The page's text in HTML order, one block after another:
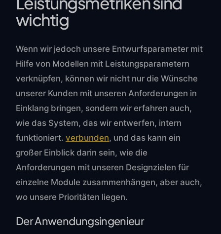
wichtig
Wenn wir jedoch unsere Entwurfsparameter mit
Hilfe von Modellen mit Leistungsparametern
verknüpfen, können wir nicht nur die Wünsche
unserer Kunden mit unseren Anforderungen in
Einklang bringen, sondern wir erfahren auch,
wie das System, das wir entwerfen, intern
funktioniert. verbunden, und das kann ein
großer Einblick darin sein, wie die
Anforderungen mit unseren Designzielen für
einzelne Module zusammenhängen, aber auch,
wo unsere Prioritäten liegen.
Der Anwendungsingenieur